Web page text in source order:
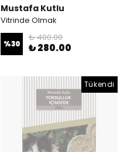
Mustafa Kutlu
Vitrinde Olmak
%30
₺ 400.00
₺ 280.00
Tükendi